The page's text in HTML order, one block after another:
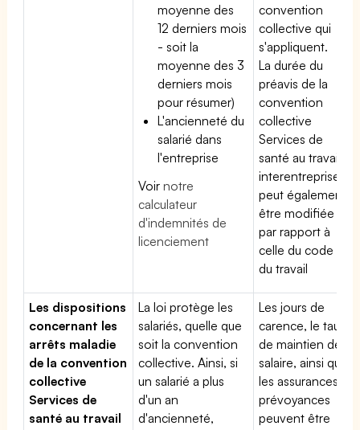
moyenne des
12 derniers mois
- soit la
moyenne des 3
derniers mois
pour résumer)
L'ancienneté du
salarié dans
l'entreprise
Voirnotre
calculateur
d'indemnités de
licenciement
convention
collective qui
s'appliquent.
La durée du
préavis de la
convention
collective
Services de
santé au travail
interentreprises
peut également
être modifiée
par rapport à
celle du code
du travail
Les dispositions
concernant les
arrêts maladie
de la convention
collective
Services de
santé au travail
La loi protège les
salariés, quelle que
soit la convention
collective. Ainsi, si
un salarié a plus
d'un an
d'ancienneté,
Les jours de
carence, le taux
de maintien de
salaire, ainsi que
les assurances
prévoyances
peuvent être